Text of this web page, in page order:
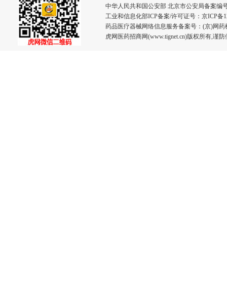
中华人民共和国公安部 北京市公安局备案编
工业和信息化部ICP备案/许可证号： 京ICP备
药品医疗器械网络信息服务备案号：(京)网药
虎网医药招商网(www.tignet.cn)版权所有,谨防